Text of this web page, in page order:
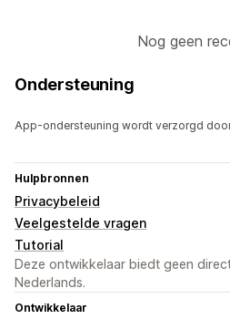
Nog geen
Ondersteuning
App-ondersteuning wordt verzorgd
Hulpbronnen
Privacybeleid
Veelgestelde vragen
Tutorial
Deze ontwikkelaar biedt geen
Nederlands.
Ontwikkelaar